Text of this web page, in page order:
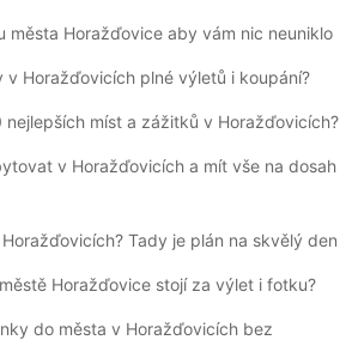
města Horažďovice aby vám nic neuniklo
v Horažďovicích plné výletů i koupání?
nejlepších míst a zážitků v Horažďovicích?
v Horažďovicích a mít vše na dosah
Tady je plán na skvělý den
Horažďovice stojí za výlet i fotku?
do města v Horažďovicích bez